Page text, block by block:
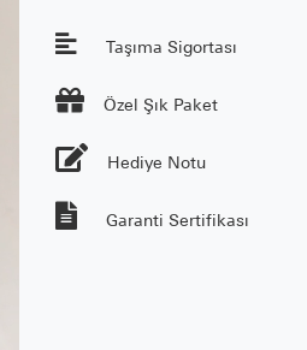
Taşıma Sigortası
 Özel Şık Paket
Hediye Notu
Garanti Sertifikası